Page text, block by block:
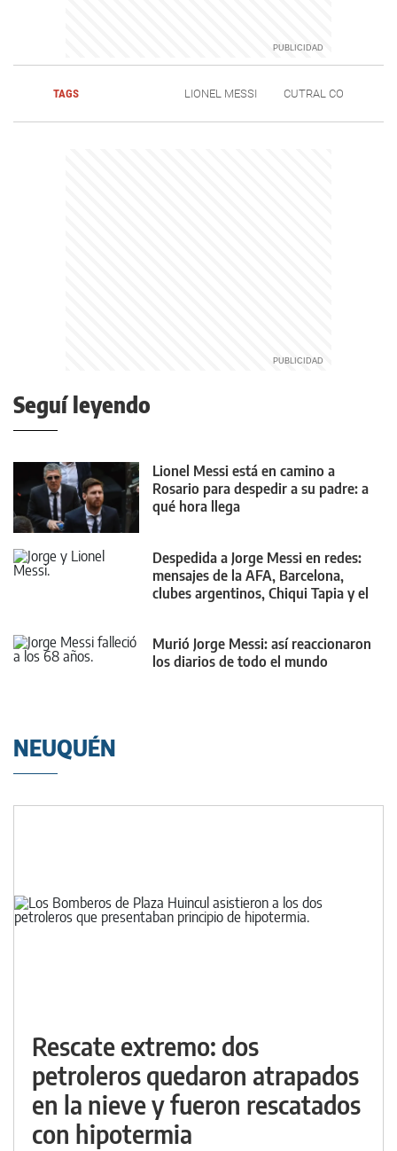
TAGS LIONEL MESSI CUTRAL CO
Seguí leyendo
Lionel Messi está en camino a
Rosario para despedir a su padre: a
qué hora llega
Despedida a Jorge Messi en redes:
mensajes de la AFA, Barcelona,
clubes argentinos, Chiqui Tapia y el
Murió Jorge Messi: así reaccionaron
los diarios de todo el mundo
NEUQUÉN
Rescate extremo: dos
petroleros quedaron atrapados
en la nieve y fueron rescatados
con hipotermia